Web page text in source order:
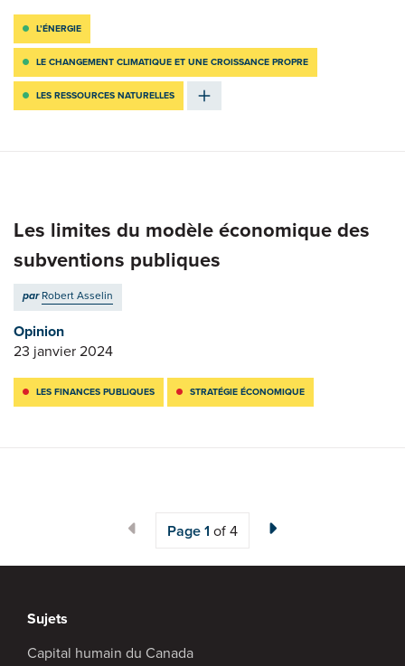
L’ÉNERGIE
LE CHANGEMENT CLIMATIQUE ET UNE CROISSANCE PROPRE
LES RESSOURCES NATURELLES
Les limites du modèle économique des
subventions publiques
parRobert Asselin
Opinion
23 janvier 2024
LES FINANCES PUBLIQUES STRATÉGIE ÉCONOMIQUE
Page1 of 4
Sujets
Capital humain du Canada